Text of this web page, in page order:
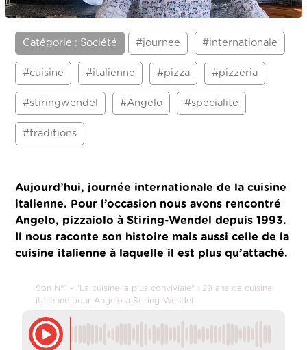
Catégorie : Société #journee #internationale
#cuisine #italienne #pizza #pizzeria
#stiringwendel #Angelo #specialite
#traditions
Aujourd’hui, journée internationale de la cuisine
italienne. Pour l’occasion nous avons rencontré
Angelo, pizzaiolo à Stiring-Wendel depuis 1993.
Il nous raconte son histoire mais aussi celle de la
cuisine italienne à laquelle il est plus qu’attaché.
Son N°1 - "La cuisine la plus conviviale" : 29 ans de cuisine
italienne pour Angelo à Stiring-Wendel